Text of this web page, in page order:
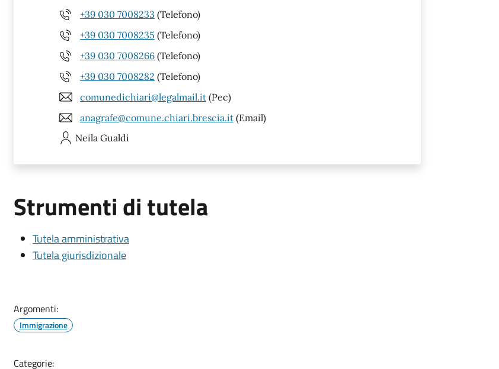
+39 030 7008233 (Telefono)
+39 030 7008235 (Telefono)
+39 030 7008266 (Telefono)
+39 030 7008282 (Telefono)
comunedichiari@legalmail.it (Pec)
anagrafe@comune.chiari.brescia.it (Email)
Neila Gualdi
Strumenti di tutela
Tutela amministrativa
Tutela giurisdizionale
Argomenti:
Immigrazione
Categorie: